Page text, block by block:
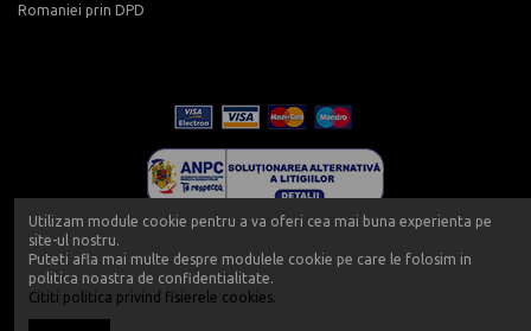
Romaniei prin DPD
Copyright 2019 - Push-up - Powered by Push-up.ro
Utilizam module cookie pentru a va oferi cea mai buna experienta pe
site-ul nostru.
Puteti afla mai multe despre modulele cookie pe care le folosim in
politica noastra de confidentialitate.
Cititi politica privind fisierele cookies.